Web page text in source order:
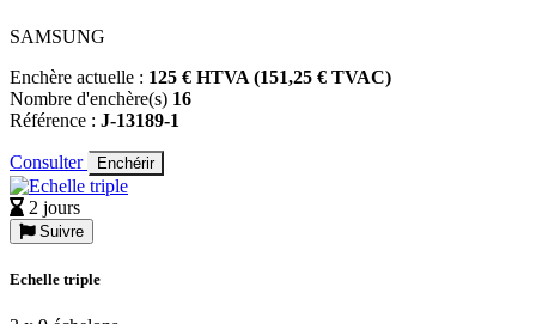
SAMSUNG
Enchère actuelle : 125 € HTVA (151,25 € TVAC)
Nombre d'enchère(s) 16
Référence : J-13189-1
Consulter Enchérir
2 jours
Suivre
Echelle triple